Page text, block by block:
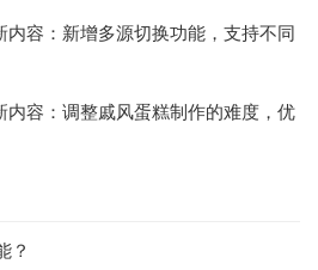
内容：新增多源切换功能，支持不同
内容：调整戚风蛋糕制作的难度，优
？